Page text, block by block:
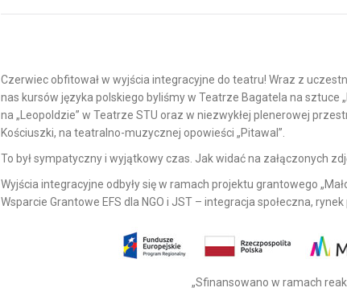
Czerwiec obfitował w wyjścia integracyjne do teatru! Wraz z
nas kursów języka polskiego byliśmy w Teatrze Bagatela na sztuce
na „Leopoldzie” w Teatrze STU oraz w niezwykłej plenerowej
Kościuszki, na teatralno-muzycznej opowieści „Pitawal”.
To był sympatyczny i wyjątkowy czas. Jak widać na załączonych
Wyjścia integracyjne odbyły się w ramach projektu grantowego
Wsparcie Grantowe EFS dla NGO i JST – integracja społeczna, rynek
„Sfinansowano w ramach